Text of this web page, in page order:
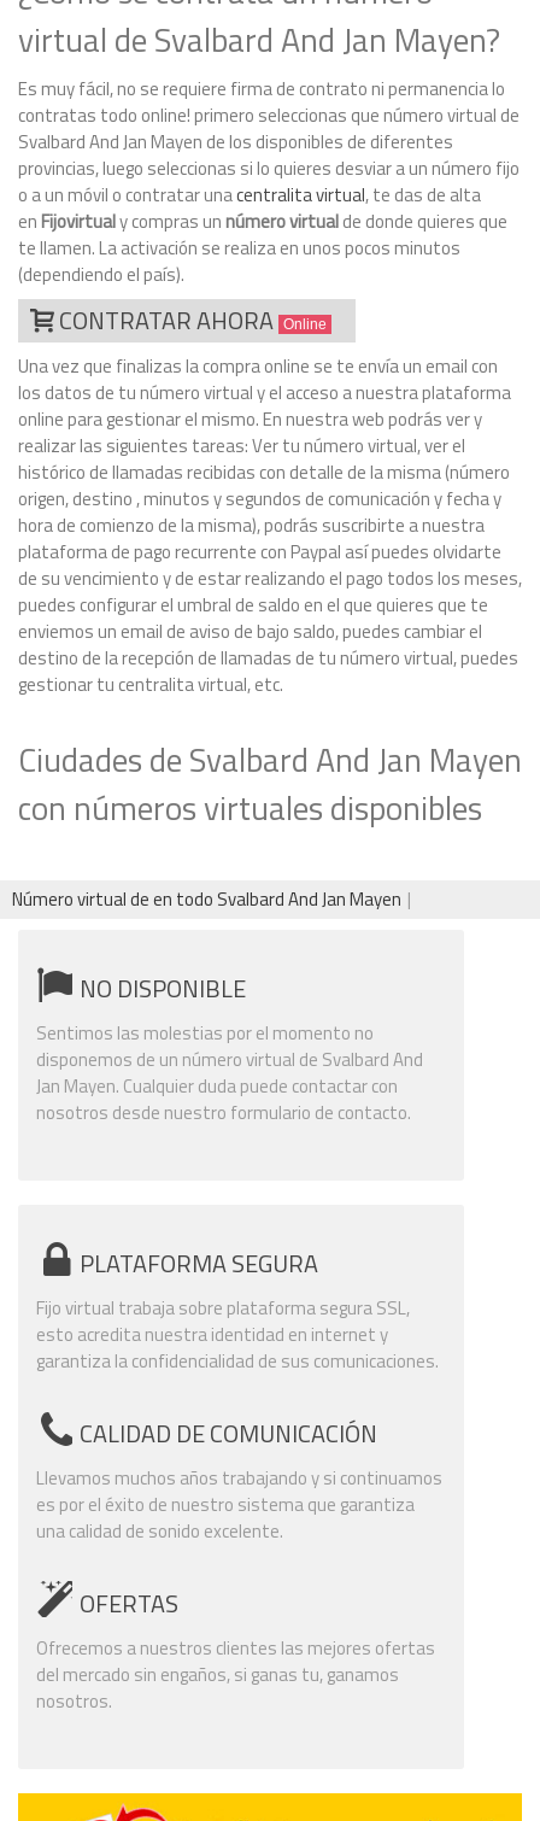
virtual de Svalbard And Jan Mayen?
Es muy fácil, no se requiere firma de contrato ni permanencia lo
contratas todo online! primero seleccionas que número virtual de
Svalbard And Jan Mayen de los disponibles de diferentes
provincias, luego seleccionas si lo quieres desviar a un número fijo
o a un móvil o contratar unacentralita virtual, te das de alta
enFijovirtualy compras unnúmero virtualde donde quieres que
te llamen. La activación se realiza en unos pocos minutos
(dependiendo el país).
CONTRATAR AHORA Online
Una vez que finalizas la compra online se te envía un email con
los datos de tu número virtual y el acceso a nuestra plataforma
online para gestionar el mismo. En nuestra web podrás ver y
realizar las siguientes tareas: Ver tu número virtual, ver el
histórico de llamadas recibidas con detalle de la misma (número
origen, destino , minutos y segundos de comunicación y fecha y
hora de comienzo de la misma), podrás suscribirte a nuestra
plataforma de pago recurrente con Paypal así puedes olvidarte
de su vencimiento y de estar realizando el pago todos los meses,
puedes configurar el umbral de saldo en el que quieres que te
enviemos un email de aviso de bajo saldo, puedes cambiar el
destino de la recepción de llamadas de tu número virtual, puedes
gestionar tu centralita virtual, etc.
Ciudades de Svalbard And Jan Mayen
con números virtuales disponibles
Número virtual de en todo Svalbard And Jan Mayen
NO DISPONIBLE
Sentimos las molestias por el momento no
disponemos de un número virtual de Svalbard And
Jan Mayen. Cualquier duda puede contactar con
nosotros desde nuestro formulario de contacto.
PLATAFORMA SEGURA
Fijo virtual trabaja sobre plataforma segura SSL,
esto acredita nuestra identidad en internet y
garantiza la confidencialidad de sus comunicaciones.
CALIDAD DE COMUNICACIÓN
Llevamos muchos años trabajando y si continuamos
es por el éxito de nuestro sistema que garantiza
una calidad de sonido excelente.
OFERTAS
Ofrecemos a nuestros clientes las mejores ofertas
del mercado sin engaños, si ganas tu, ganamos
nosotros.